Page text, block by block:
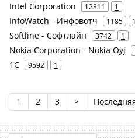
Intel Corporation 12811 1
InfoWatch - Инфовотч 1185 1
Softline - Софтлайн 3742 1
Nokia Corporation - Nokia Oyj
1С 9592 1
1 2 3 >